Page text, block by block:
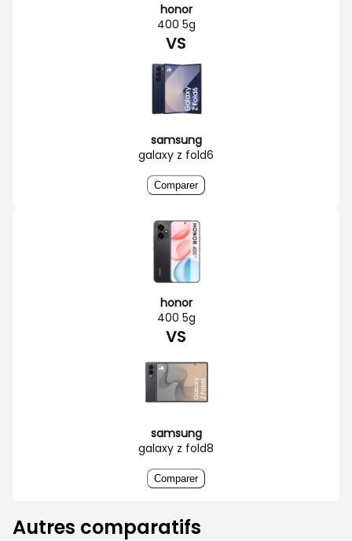
honor
400 5g
VS
samsung
galaxy z fold6
Comparer
honor
400 5g
VS
samsung
galaxy z fold8
Comparer
Autres comparatifs